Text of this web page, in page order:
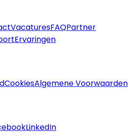
VacaturesFAQPartner
Ervaringen
CookiesAlgemene Voorwaarden
LinkedIn